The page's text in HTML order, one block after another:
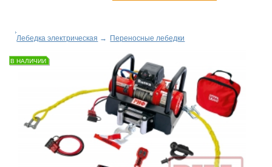
Лебедка электрическая → Переносные лебедки
В НАЛИЧИИ